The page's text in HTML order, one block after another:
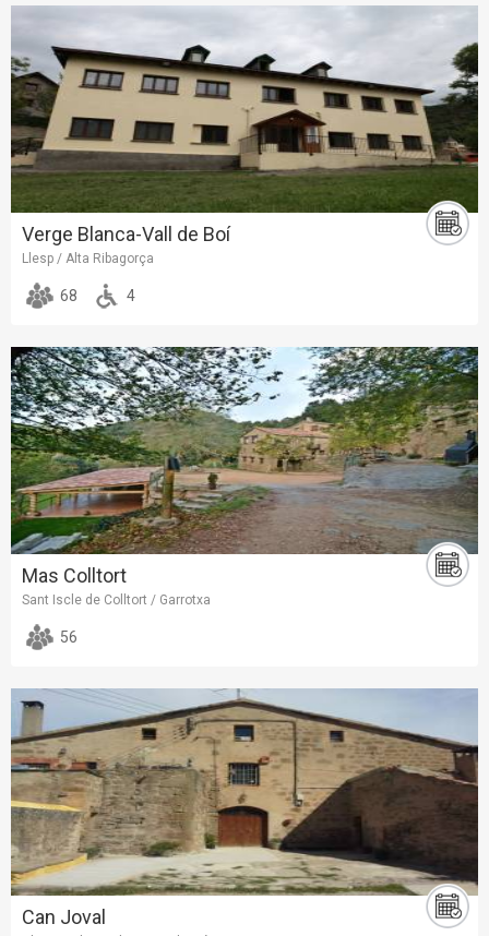
Verge Blanca-Vall de Boí
Llesp / Alta Ribagorça
68 4
Mas Colltort
Sant Iscle de Colltort / Garrotxa
56
Can Joval